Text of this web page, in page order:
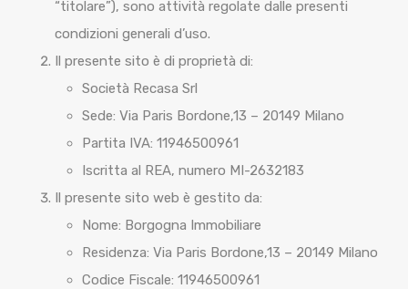
“titolare”), sono attività regolate dalle presenti
condizioni generali d’uso.
Il presente sito è di proprietà di:
Società Recasa Srl
Sede: Via Paris Bordone,13 – 20149 Milano
Partita IVA: 11946500961
Iscritta al REA, numero MI-2632183
Il presente sito web è gestito da:
Nome: Borgogna Immobiliare
Residenza: Via Paris Bordone,13 – 20149 Milano
Codice Fiscale: 11946500961